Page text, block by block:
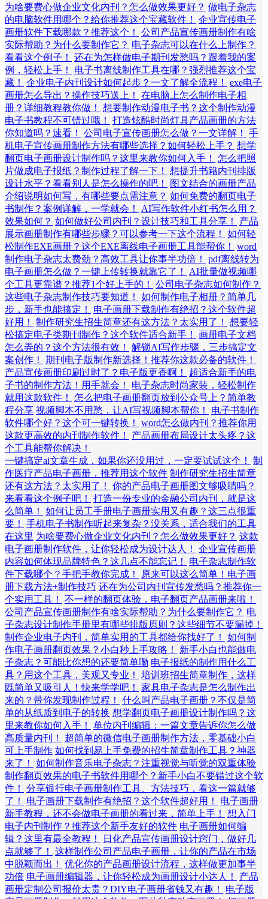
为啥要费心做企业文化内刊？怎么做效果更好？ 做电子杂志
的电脑软件用哪个？给你推荐这个宝藏软件！
企业宣传电子
画册软件下载哪款？推荐这个！
公司产品宣传画册制作有啥
实际帮助？为什么要制作它？ 电子杂志可以在什么上制作？
看看这个例子！
还在为怎样做电子期刊发愁吗？跟着我的案
例，轻松上手！
电子书离线制作工具在哪？强烈推荐这个宝
藏！
企业电子内刊设计如何起步？一文了解全流程！
exe电子
画册怎么导出？操作技巧送上！
在电脑上怎么制作电子相
册？详细教程教你做！
想要制作动漫电子书？这个制作动漫
电子书教程不可错过哦！
打造炫酷时尚灯具产品画册的方法
你知道吗？速看！
公司电子宣传画册怎么做？一文详解！
手
机电子宣传画册制作方法有哪些选择？如何轻松上手？ 想学
翻页电子画册设计制作吗？这里来教你如何入手！
怎么把照
片做成电子报纸？制作过程了解一下！
想提升书籍内刊排版
设计水平？看看别人是怎么操作的吧！
图文结合的画册产品
介绍说明如何写，有哪些要点需注意？ 如何免费的翻页电子
书制作？案例详解，一学就会！
AI写作软件小红书怎么用？
效果如何？ 如何做好公司内刊？设计技巧和工具分享！
产品
展示画册制作有哪些步骤？可以参考一下这个流程！
如何轻
松制作EXE画册？这个EXE离线电子画册工具能帮你！
word
制作电子杂志太费劲？高效工具让你事半功倍！
pdf离线转为
电子画册怎么做？一键上传转换就靠它了！
AI批量做视频哪
个工具更靠谱？推荐1个好上手的！
公司电子杂志如何制作？
这些电子杂志制作技巧要知道！
如何制作电子相册？简单几
步，新手也能搞定！
电子画册下载制作有绝招？这个软件超
好用！
制作研究生招生简章还有这方法？太实用了！
想要轻
松搞定电子类期刊制作？这个软件适合新手！
画册电子文档
怎么弄的？这个方法很有效！
解锁AI写作步骤，三步搞定文
案创作！
期刊电子版制作新选择！推荐你这款必备的软件！
产品宣传画册印刷过时了？电子版更香啊！
超适合新手的电
子书的制作方法！用手就会！
电子杂志时尚家装，轻松制作
就用这款软件！
怎么把电子画册翻页放到公众号上？简单教
程分享 视频脚本不用愁，让AI写视频脚本帮你！
电子书制作
软件哪个好？这个可一键转换！
word怎么做内刊？推荐你用
这款更高效的内刊制作软件！
产品画册布局设计太头疼？这
个工具能帮你解决！
一键搞定ai文章生成，如果你还没用过，一定要试试这个！
制
作医疗产品电子画册，推荐用这个软件 制作研究生招生简章
还有这方法？太实用了！
你的产品电子画册图文够吸睛吗？
来看看这个例子吧！
打造一份专业的金融公司内刊，就是这
么简单！
如何让员工手册电子画册实用又有趣？这三点很重
要！
手机电子书制作听起来复杂？没关系，适合我们的工具
在这里 为啥要费心做企业文化内刊？怎么做效果更好？ 这款
电子画册制作软件，让你轻松成为设计达人！
企业宣传画册
内容如何体现品牌特色？这几点不能忘记！
电子杂志制作软
件下载哪个？手把手教你完成！
原来可以这么简单！电子画
册下载方法+制作技巧 还在为公司内刊宣传发愁吗？推荐你一
个实用工具！
不一样的翻页体验，电子翻页产品画册来啦！
公司产品宣传画册制作有啥实际帮助？为什么要制作它？ 电
子杂志设计制作手册里有哪些排版原则？这些细节不要漏掉！
制作企业电子内刊，简单实用的工具都给你找好了！
如何制
作电子画册翻页效果？小白秒上手攻略！
新手小白也能做电
子杂志？可能比你想的还要简单嘞 电子报纸的制作用什么工
具？用这个工具，美观又专业！
培训班招生简章制作，这样
既简单又吸引人！快来学学吧！
家具电子杂志是怎么制作出
来的？带你发现制作过程！
什么叫产品电子画册？不仅是简
单的从纸质到电子的转换 想学翻页电子画册设计制作吗？这
里来教你如何入手！
单位内刊编辑：一篇文章告诉你怎么做
高质量内刊！
超简单的微信电子画册制作方法，零基础小白
可上手制作 如何找到易上手免费的招生简章制作工具？神器
来了！
如何制作音乐电子杂志？注重视觉与听觉的双重体验
制作翻页效果的电子书软件用哪个？新手小白不要错过这个软
件！
分享银行电子画册制作工具、方法技巧，看这一篇就够
了！
电子画册下载制作有绝招？这个软件超好用！
电子画册
新手教程，还不会做电子画册的看过来，简单上手！
想入门
电子内刊制作？推荐这个新手友好的软件 电子画册如何编
辑？这里有最全教程！
日化产品宣传画册设计窍门，做好几
点就够了！
这样制作公司产品电子画册，让你的产品在市场
中脱颖而出！
优化你的产品画册设计流程，这样做更加事半
功倍 电子画册编辑器，让你轻松成为画册设计小达人！
产品
画册定制公司报价太贵？DIY电子画册省钱又有趣！
电子版